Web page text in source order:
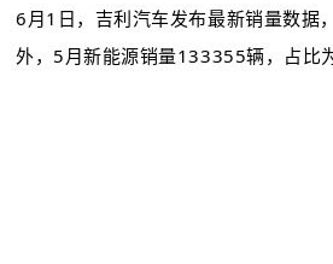
6月1日，吉利汽车发布最新销量数
外，5月新能源销量133355辆，占比